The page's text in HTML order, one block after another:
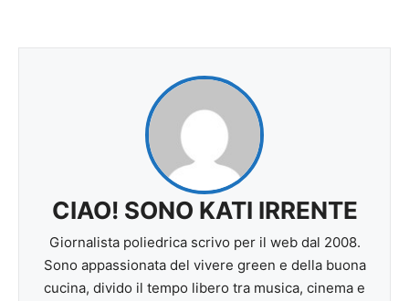
CIAO! SONO KATI IRRENTE
Giornalista poliedrica scrivo per il web dal 2008.
Sono appassionata del vivere green e della buona
cucina, divido il tempo libero tra musica, cinema e